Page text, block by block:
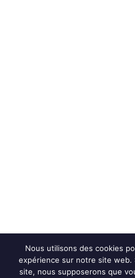
Nous utilisons des cookies
expérience sur notre site web.
site, nous supposerons que